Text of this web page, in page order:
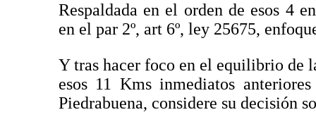
Respaldada en el orden de esos 4
en el par 2º, art 6º, ley 25675,
Y tras hacer foco en el equilibrio de
esos 11 Kms inmediatos
Piedrabuena, considere su decisión